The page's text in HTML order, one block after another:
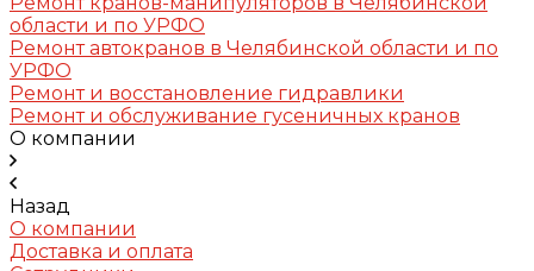
области и по УРФО
Ремонт автокранов в Челябинской области и по
УРФО
Ремонт и восстановление гидравлики
Ремонт и обслуживание гусеничных кранов
О компании
Назад
О компании
Доставка и оплата